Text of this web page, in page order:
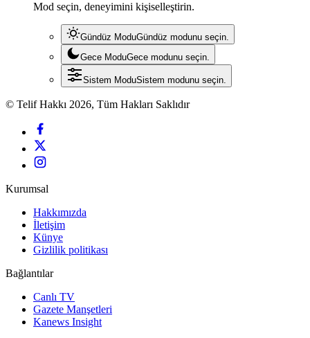
Mod seçin, deneyimini kişiselleştirin.
Gündüz ModuGündüz modunu seçin.
Gece ModuGece modunu seçin.
Sistem ModuSistem modunu seçin.
© Telif Hakkı 2026, Tüm Hakları Saklıdır
Kurumsal
Hakkımızda
İletişim
Künye
Gizlilik politikası
Bağlantılar
Canlı TV
Gazete Manşetleri
Kanews Insight